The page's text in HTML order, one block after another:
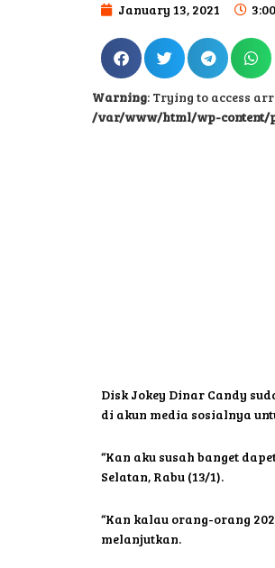
January 13, 2021
Warning: Trying to access
/var/www/html/wp-content/
Disk Jokey Dinar Candy
di akun media sosialnya
“Kan aku susah banget
Selatan, Rabu (13/1).
“Kan kalau orang-orang
melanjutkan.